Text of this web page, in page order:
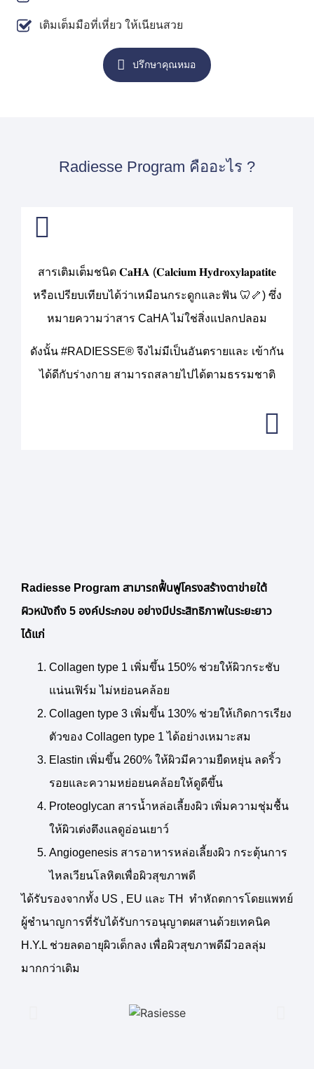
เติมเต็มมือที่เหี่ยว ให้เนียนสวย
ปรึกษาคุณหมอ
Radiesse Program คืออะไร ?
สารเติมเต็มชนิด 𝐂𝐚𝐇𝐀 (𝐂𝐚𝐥𝐜𝐢𝐮𝐦 𝐇𝐲𝐝𝐫𝐨𝐱𝐲𝐥𝐚𝐩𝐚𝐭𝐢𝐭𝐞
หรือเปรียบเทียบได้ว่าเหมือนกระดูกและฟัน 🦷🦴) ซึ่ง
หมายความว่าสาร CaHA ไม่ใช่สิ่งแปลกปลอม
ดังนั้น #RADIESSE® จึงไม่มีเป็นอันตรายและ เข้ากัน
ได้ดีกับร่างกาย สามารถสลายไปได้ตามธรรมชาติ
Radiesse Program สามารถฟื้นฟูโครงสร้างตาข่ายใต้
ผิวหนังถึง 5 องค์ประกอบ อย่างมีประสิทธิภาพในระยะยาว
ได้แก่
Collagen type 1 เพิ่มขึ้น 150% ช่วยให้ผิวกระชับ
แน่นเฟิร์ม ไม่หย่อนคล้อย
Collagen type 3 เพิ่มขึ้น 130% ช่วยให้เกิดการเรียง
ตัวของ Collagen type 1 ได้อย่างเหมาะสม
Elastin เพิ่มขึ้น 260% ให้ผิวมีความยืดหยุ่น ลดริ้ว
รอยและความหย่อยนคล้อยให้ดูดีขึ้น
Proteoglycan สารน้ำหล่อเลี้ยงผิว เพิ่มความชุ่มชื้น
ให้ผิวเต่งตึงแลดูอ่อนเยาว์
Angiogenesis สารอาหารหล่อเลี้ยงผิว กระตุ้นการ
ไหลเวียนโลหิตเพื่อผิวสุขภาพดี
ได้รับรองจากทั้ง US , EU และ TH ทำหัถตการโดยแพทย์
ผู้ชำนาญการที่รับได้รับการอนุญาตผสานด้วยเทคนิค
H.Y.L ช่วยลดอายุผิวเด็กลง เพื่อผิวสุขภาพดีมีวอลลุ่ม
มากกว่าเดิม